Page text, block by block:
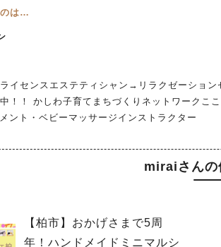
のは…
イセンスエステティシャン→リラクゼーショ
！！ かしわ子育てまちづくりネットワークこ
ント・ベビーマッサージインストラクター
miraiさんの
【柏市】おかげさまで5周
年！ハンドメイドミニマルシ